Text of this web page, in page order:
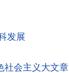
发展
社会主义大文章